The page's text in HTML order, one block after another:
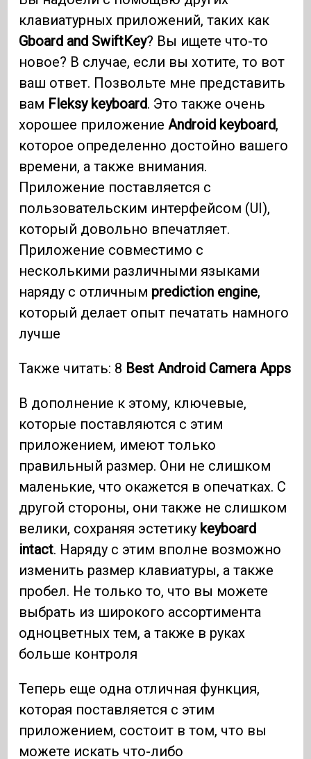
клавиатурных приложений, таких как
Gboard and SwiftKey? Вы ищете что-то
новое? В случае, если вы хотите, то вот
ваш ответ. Позвольте мне представить
вам Fleksy keyboard. Это также очень
хорошее приложениеAndroid keyboard,
которое определенно достойно вашего
времени, а также внимания.
Приложение поставляется с
пользовательским интерфейсом (UI),
который довольно впечатляет.
Приложение совместимо с
несколькими различными языками
наряду с отличным prediction engine,
который делает опыт печатать намного
лучше
Также читать: 8 Best Android Camera Apps
В дополнение к этому, ключевые,
которые поставляются с этим
приложением, имеют только
правильный размер. Они не слишком
маленькие, что окажется в опечатках. С
другой стороны, они также не слишком
велики, сохраняя эстетику keyboard
intact. Наряду с этим вполне возможно
изменить размер клавиатуры, а также
пробел. Не только то, что вы можете
выбрать из широкого ассортимента
одноцветных тем, а также в руках
больше контроля
Теперь еще одна отличная функция,
которая поставляется с этим
приложением, состоит в том, что вы
можете искать что-либо